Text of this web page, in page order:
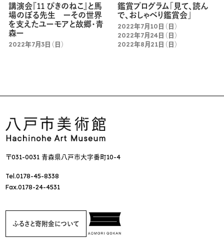
講演会『11 ぴきのねこ』と馬
場のぼる先生 ーその世界
を支えたユーモアと故郷・青
森ー
2022年7月3日（日）
鑑賞プログラム「見て、読ん
で、おしゃべり鑑賞会」
2022年7月10日（日）
2022年7月24日（日）
2022年8月21日（日）
〒031-0031 青森県八戸市大字番町10-4
Tel.0178-45-8338
Fax.0178-24-4531
ふるさと寄附金について